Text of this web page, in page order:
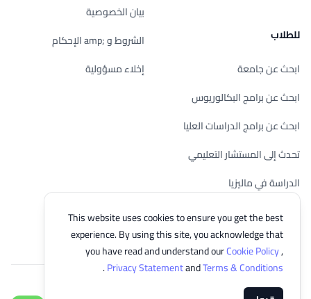
This website uses cookies to ensure you get the best
experience. By using this site, you acknowledge that
you have read and understand ourCookie Policy,
Privacy StatementandTerms & Conditions
.
للطلاب
ابحث عن جامعة
ابحث عن برامج البكالوريوس
ابحث عن برامج الدراسات العليا
تحدث إلى المستشار التعليمي
الدراسة في ماليزيا
تحقق من أهليتك
بيان الخصوصية
الشروط و ;amp الإحكام
إخلاء مسؤولية
© 2026 EasyUni Sdn Bhd, company registration number 200801016907